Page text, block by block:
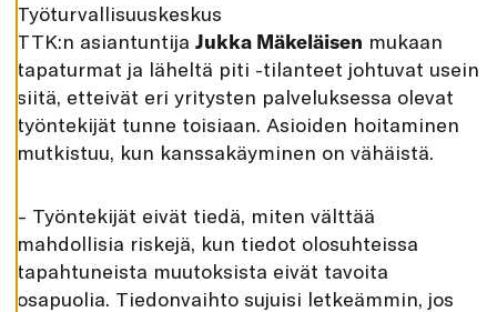
V
K
Y
A
I
K
K
I
S
T
E
E
Työturvallisuuskeskus
TTK:n asiantuntija Jukka Mäkeläisen mukaan
tapaturmat ja läheltä piti -tilanteet johtuvat usein
siitä, etteivät eri yritysten palveluksessa olevat
työntekijät tunne toisiaan. Asioiden hoitaminen
mutkistuu, kun kanssakäyminen on vähäistä.
– Työntekijät eivät tiedä, miten välttää
mahdollisia riskejä, kun tiedot olosuhteissa
tapahtuneista muutoksista eivät tavoita
osapuolia. Tiedonvaihto sujuisi letkeämmin, jos